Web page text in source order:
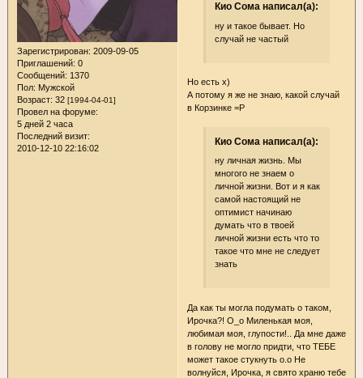
Зарегистрирован: 2009-09-05
Приглашений: 0
Сообщений: 1370
Пол: Мужской
Возраст: 32 [1994-04-01]
Провел на форуме:
5 дней 2 часа
Последний визит:
2010-12-10 22:16:02
Кио Сома написал(а):
ну и такое бывает. Но
случай не частый
Но есть х)
А потому я же не знаю, какой случай
в Корзинке =Р
Кио Сома написал(а):
ну личная жизнь. Мы
многого не знаем о
личной жизни. Вот и я как
самой настоящий не
оптимист начинаю
думать что в твоей
личной жизни есть что то
такое что мне не следует
знать
Да как ты могла подумать о таком,
Ирочка?! О_о Миленькая моя,
любимая моя, глупости!.. Да мне даже
в голову не могло придти, что ТЕБЕ
может такое стукнуть о.о Не
волнуйся, Ирочка, я свято храню тебе